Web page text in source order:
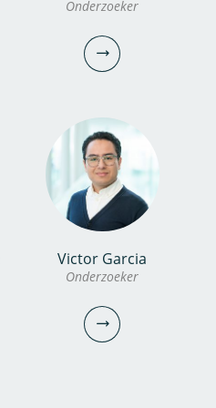
Onderzoeker
Alexander
Onderzoeker
Victor Garcia
Onderzoeker